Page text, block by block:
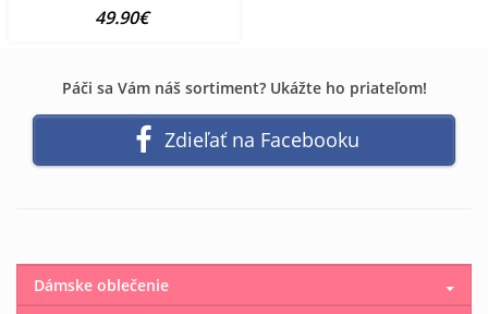
49.90€
Páči sa Vám náš sortiment? Ukážte ho priateľom!
Zdieľať na Facebooku
Dámske oblečenie